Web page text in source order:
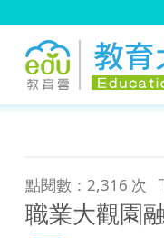
點閱數：2,316 次
職業大觀園